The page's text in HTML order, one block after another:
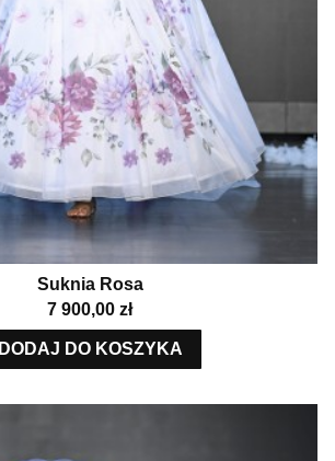
Suknia Rosa
Cena
7 900,00 zł
DODAJ DO KOSZYKA